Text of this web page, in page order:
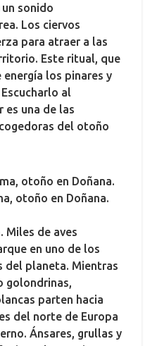
sonido
Los ciervos
para atraer a las
Este ritual, que
los pinares y
al
es una de las
del otoño
otoño en Doñana.
Miles de aves
en uno de los
del planeta. Mientras
golondrinas,
parten hacia
del norte de Europa
Ánsares, grullas y